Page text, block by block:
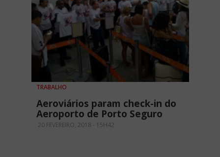
TRABALHO
Aeroviários param check-in do
Aeroporto de Porto Seguro
20 FEVEREIRO, 2018 - 15H42